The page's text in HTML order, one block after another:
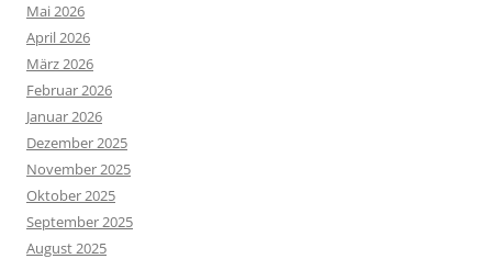
Mai 2026
April 2026
März 2026
Februar 2026
Januar 2026
Dezember 2025
November 2025
Oktober 2025
September 2025
August 2025